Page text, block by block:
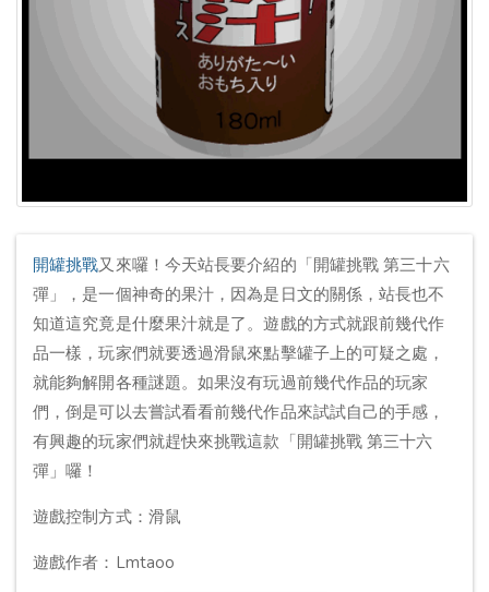
開罐挑戰又來囉！今天站長要介紹的「開罐挑戰 第三十六
彈」，是一個神奇的果汁，因為是日文的關係，站長也不
知道這究竟是什麼果汁就是了。遊戲的方式就跟前幾代作
品一樣，玩家們就要透過滑鼠來點擊罐子上的可疑之處，
就能夠解開各種謎題。如果沒有玩過前幾代作品的玩家
們，倒是可以去嘗試看看前幾代作品來試試自己的手感，
有興趣的玩家們就趕快來挑戰這款「開罐挑戰 第三十六
彈」囉！
遊戲控制方式：滑鼠
遊戲作者：Lmtaoo